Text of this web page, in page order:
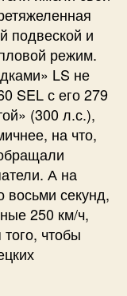
подвеской и
режим.
LS не
SEL с его 279
(300 л.с.),
на что,
А на
восьми секунд,
250 км/ч,
чтобы